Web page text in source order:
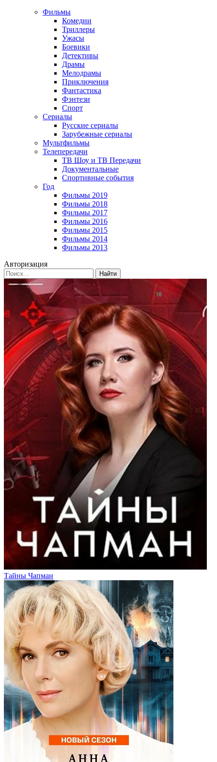
Фильмы
Комедии
Триллеры
Ужасы
Боевики
Детективы
Драмы
Мелодрамы
Приключения
Фантастика
Фэнтези
Спорт
Сериалы
Русские сериалы
Зарубежные сериалы
Мультфильмы
Телепередачи
ТВ Шоу и ТВ Передачи
Документальные
Спортивные события
Год
Фильмы 2019
Фильмы 2018
Фильмы 2017
Фильмы 2016
Фильмы 2015
Фильмы 2014
Фильмы 2013
Авторизация
Найти
Тайны Чапман